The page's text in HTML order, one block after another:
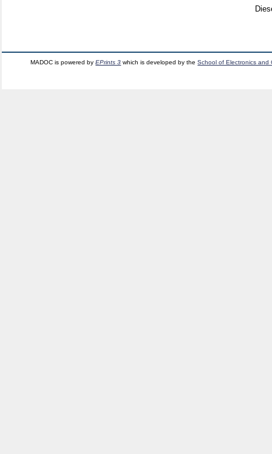
MADOC is powered byEPrints 3 which is developed by theSchool of Electronics and